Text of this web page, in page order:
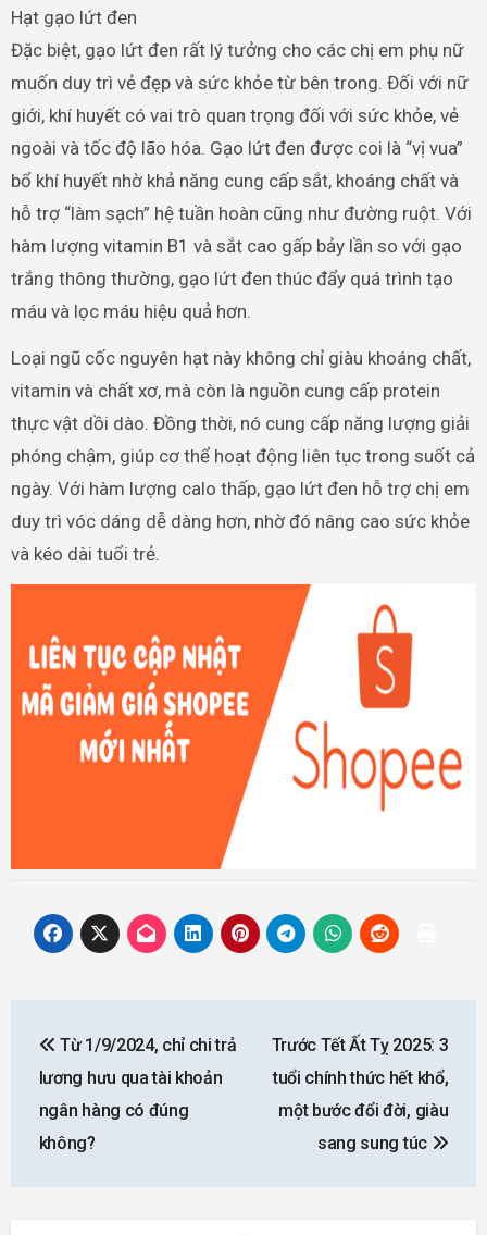
Hạt gạo lứt đen
Đặc biệt, gạo lứt đen rất lý tưởng cho các chị em phụ nữ
muốn duy trì vẻ đẹp và sức khỏe từ bên trong. Đối với nữ
giới, khí huyết có vai trò quan trọng đối với sức khỏe, vẻ
ngoài và tốc độ lão hóa. Gạo lứt đen được coi là “vị vua”
bổ khí huyết nhờ khả năng cung cấp sắt, khoáng chất và
hỗ trợ “làm sạch” hệ tuần hoàn cũng như đường ruột. Với
hàm lượng vitamin B1 và sắt cao gấp bảy lần so với gạo
trắng thông thường, gạo lứt đen thúc đẩy quá trình tạo
máu và lọc máu hiệu quả hơn.
Loại ngũ cốc nguyên hạt này không chỉ giàu khoáng chất,
vitamin và chất xơ, mà còn là nguồn cung cấp protein
thực vật dồi dào. Đồng thời, nó cung cấp năng lượng giải
phóng chậm, giúp cơ thể hoạt động liên tục trong suốt cả
ngày. Với hàm lượng calo thấp, gạo lứt đen hỗ trợ chị em
duy trì vóc dáng dễ dàng hơn, nhờ đó nâng cao sức khỏe
và kéo dài tuổi trẻ.
navigation
Từ 1/9/2024, chỉ chi trả
lương hưu qua tài khoản
ngân hàng có đúng
không?
Trước Tết Ất Tỵ 2025: 3
tuổi chính thức hết khổ,
một bước đổi đời, giàu
sang sung túc